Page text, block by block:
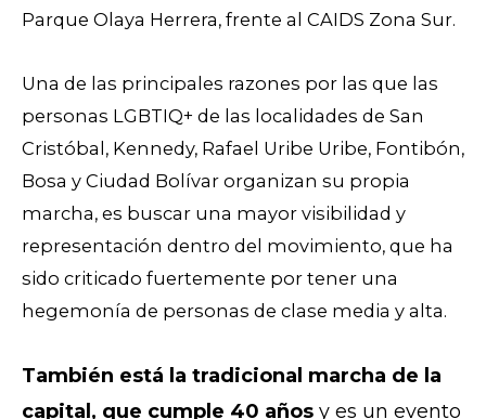
Parque Olaya Herrera, frente al CAIDS Zona Sur.
Una de las principales razones por las que las
personas LGBTIQ+ de las localidades de San
Cristóbal, Kennedy, Rafael Uribe Uribe, Fontibón,
Bosa y Ciudad Bolívar organizan su propia
marcha, es buscar una mayor visibilidad y
representación dentro del movimiento, que ha
sido criticado fuertemente por tener una
hegemonía de personas de clase media y alta.
También está la tradicional marcha de la
capital, que cumple 40 años y es un evento